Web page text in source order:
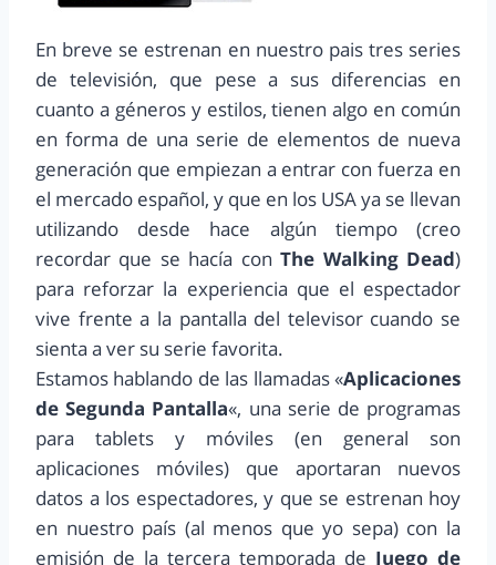
En breve se estrenan en nuestro pais tres series
de televisión, que pese a sus diferencias en
cuanto a géneros y estilos, tienen algo en común
en forma de una serie de elementos de nueva
generación que empiezan a entrar con fuerza en
el mercado español, y que en los USA ya se llevan
utilizando desde hace algún tiempo (creo
recordar que se hacía conThe Walking Dead)
para reforzar la experiencia que el espectador
vive frente a la pantalla del televisor cuando se
sienta a ver su serie favorita.
Estamos hablando de las llamadas «Aplicaciones
de Segunda Pantalla«, una serie de programas
para tablets y móviles (en general son
aplicaciones móviles) que aportaran nuevos
datos a los espectadores, y que se estrenan hoy
en nuestro país (al menos que yo sepa) con la
emisión de la tercera temporada de Juego de